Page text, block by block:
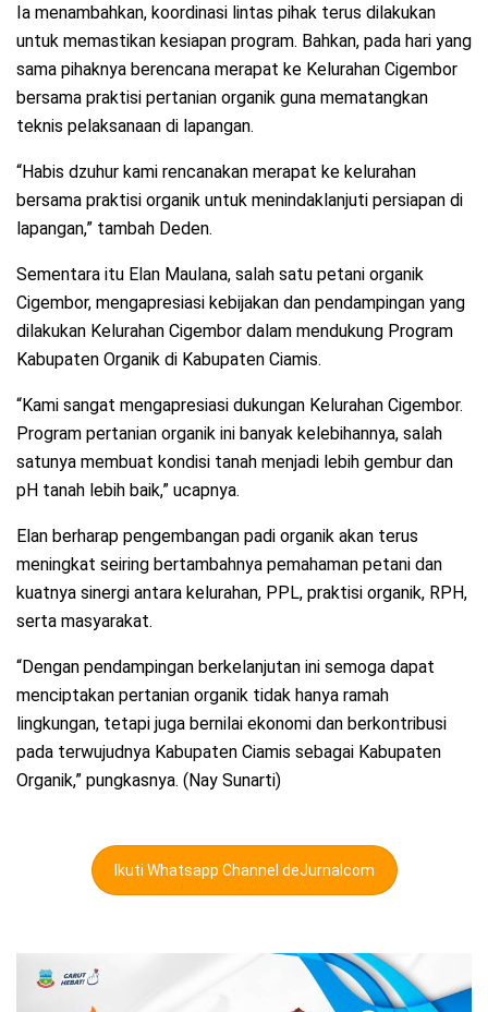
Ia menambahkan, koordinasi lintas pihak terus dilakukan
untuk memastikan kesiapan program. Bahkan, pada hari yang
sama pihaknya berencana merapat ke Kelurahan Cigembor
bersama praktisi pertanian organik guna mematangkan
teknis pelaksanaan di lapangan.
“Habis dzuhur kami rencanakan merapat ke kelurahan
bersama praktisi organik untuk menindaklanjuti persiapan di
lapangan,” tambah Deden.
Sementara itu Elan Maulana, salah satu petani organik
Cigembor, mengapresiasi kebijakan dan pendampingan yang
dilakukan Kelurahan Cigembor dalam mendukung Program
Kabupaten Organik di Kabupaten Ciamis.
“Kami sangat mengapresiasi dukungan Kelurahan Cigembor.
Program pertanian organik ini banyak kelebihannya, salah
satunya membuat kondisi tanah menjadi lebih gembur dan
pH tanah lebih baik,” ucapnya.
Elan berharap pengembangan padi organik akan terus
meningkat seiring bertambahnya pemahaman petani dan
kuatnya sinergi antara kelurahan, PPL, praktisi organik, RPH,
serta masyarakat.
“Dengan pendampingan berkelanjutan ini semoga dapat
menciptakan pertanian organik tidak hanya ramah
lingkungan, tetapi juga bernilai ekonomi dan berkontribusi
pada terwujudnya Kabupaten Ciamis sebagai Kabupaten
Organik,” pungkasnya. (Nay Sunarti)
Ikuti Whatsapp Channel deJurnalcom